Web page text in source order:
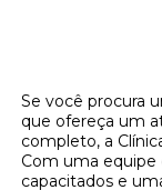
Se você procura
que ofereça um
completo, a
Com uma
capacitados e